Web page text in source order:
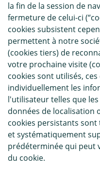
la fin de la session de
fermeture de celui-ci
cookies subsistent
permettent à notre
(cookies tiers) de
votre prochaine visite
cookies sont utilisés,
individuellement les
l'utilisateur telles que
données de localisation
cookies persistants
et systématiquement
prédéterminée qui peut
du cookie.